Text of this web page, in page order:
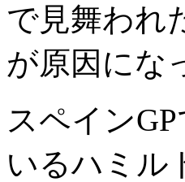
で見舞われ
が原因にな
スペイン
いるハミル